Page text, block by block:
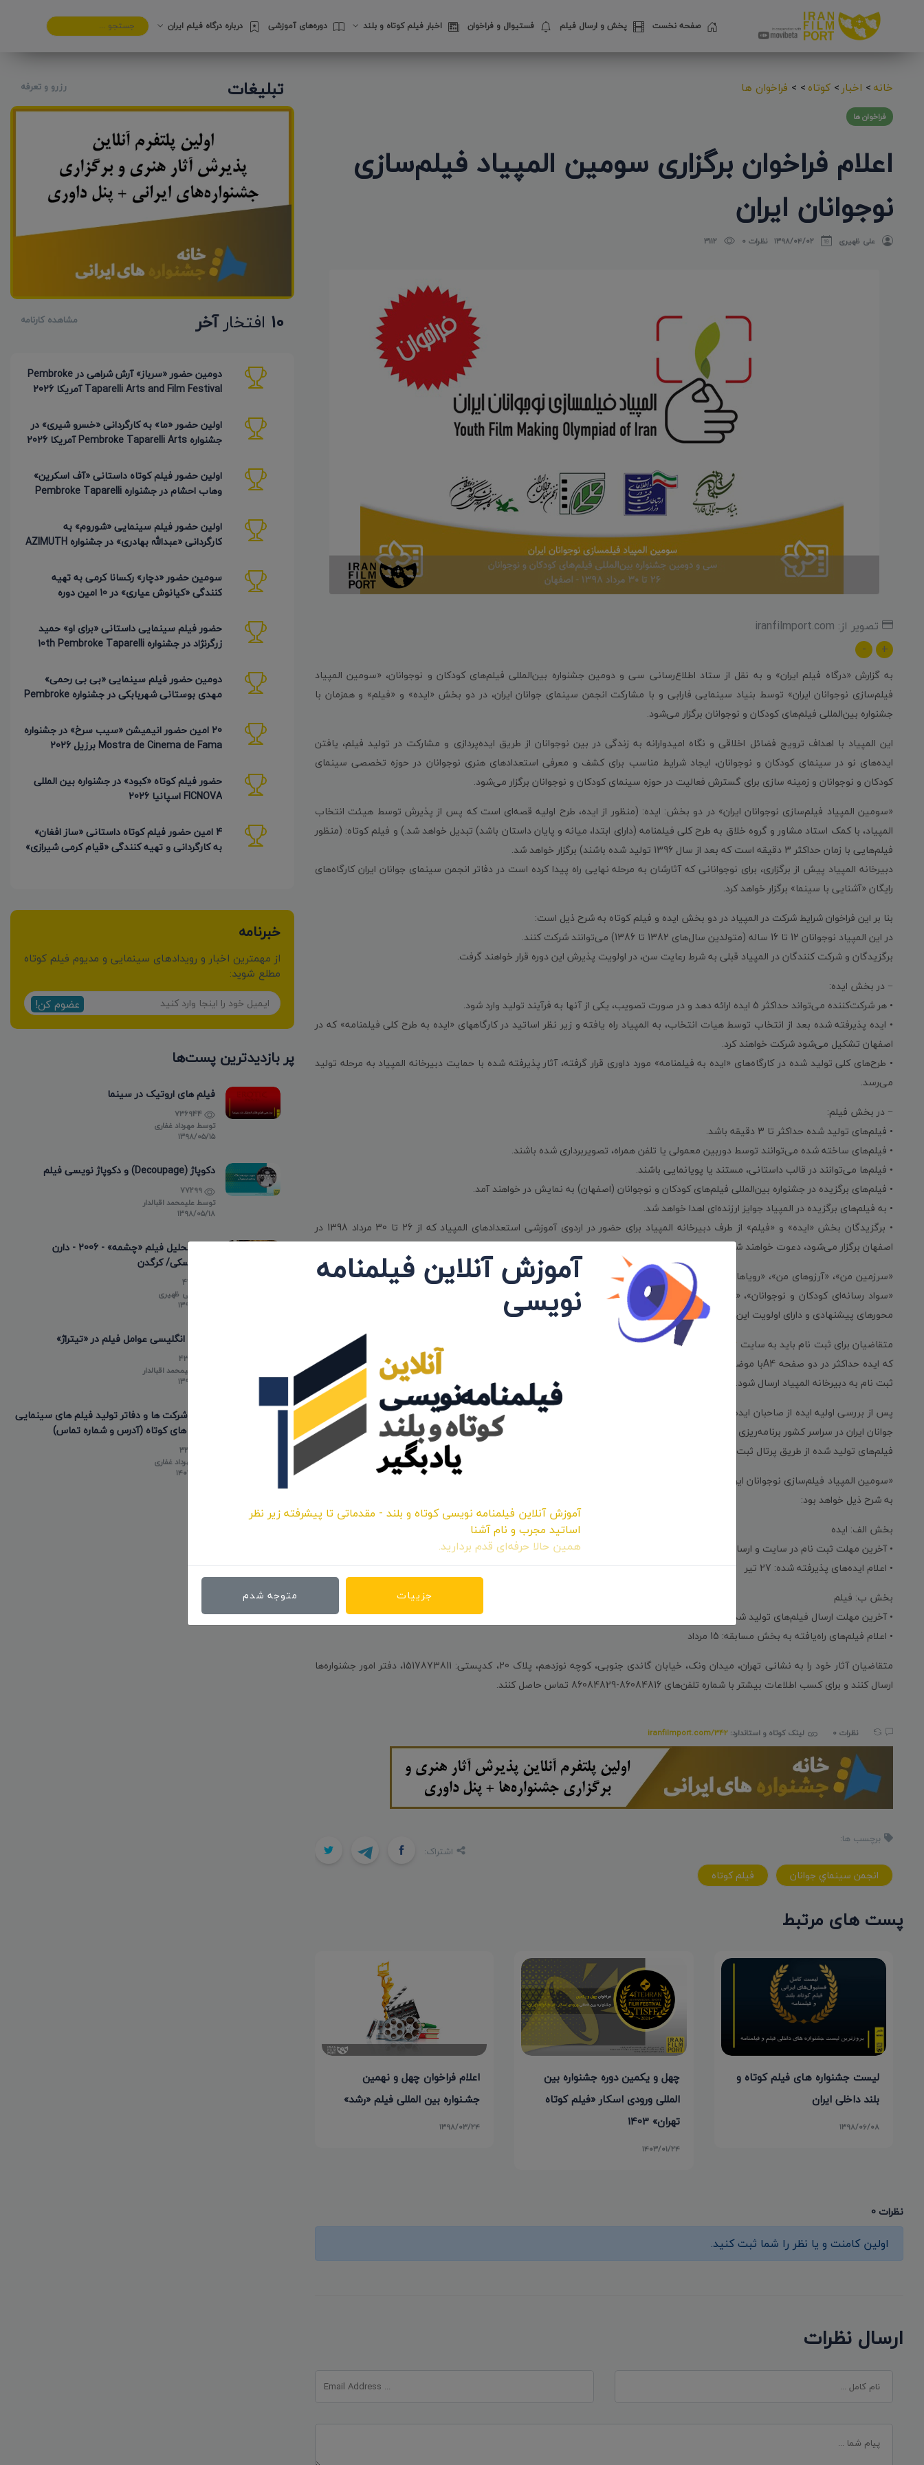
صفحه نخست پخش و ارسال فیلم فستیوال‌ و فراخوان اخبار فیلم کوتاه و بلند دوره‌های آموزشی درباره درگاه فیلم ایران
خانه> اخبار > کوتاه>
> فراخوان ها
فراخوان ها
اعلام فراخوان برگزاری سومین المپیاد فیلم‌سازی
نوجوانان ایران
علی ظهیری ۱۳۹۸/۰۴/۰۲ نظرات 0 3112
تصویر از: iranfilmport.com
+
-
به گزارش «درگاه فیلم ایران» و به نقل از ستاد اطلاع‌رسانی سی و دومین جشنواره بین‌المللی فیلم‌های کودکان و نوجوانان، «سومین المپیاد
فیلم‌سازی نوجوانان ایران» توسط بنیاد سینمایی فارابی و با مشارکت انجمن سینمای جوانان ایران، در دو بخش «ایده» و «فیلم» و همزمان با
جشنواره بین‌المللی فیلم‌های کودکان و نوجوانان برگزار می‌شود.
این المپیاد با اهداف ترویج فضائل اخلاقی و نگاه امیدوارانه به زندگی در بین نوجوانان از طریق ایده‌پردازی و مشارکت در تولید فیلم، یافتن
ایده‌های نو در سینمای کودکان و نوجوانان، ایجاد شرایط مناسب برای کشف و معرفی استعدادهای هنری نوجوانان در حوزه تخصصی سینمای
کودکان و نوجوانان و زمینه سازی برای گسترش فعالیت در حوزه سینمای کودکان و نوجوانان برگزار می‌شود.
«سومین المپیاد فیلم‌سازی نوجوانان ایران» در دو بخش: ایده: (منظور از ایده، طرح اولیه‌ قصه‌ای است که پس از پذیرش توسط هیئت انتخاب
المپیاد، با کمک استاد مشاور و گروه خلاق به طرح کلی فیلمنامه (دارای ابتدا، میانه و پایان داستان باشد) تبدیل خواهد شد.) و فیلم‌ کوتاه: (منظور
فیلم‌هایی با زمان حداکثر 3 دقیقه است که بعد از سال 1396 تولید شده باشند) برگزار خواهد شد.
دبیرخانه المپیاد پیش از برگزاری، برای نوجوانانی که آثارشان به مرحله نهایی راه پیدا کرده است در دفاتر انجمن سینمای جوانان ایران کارگاه‌های
رایگان «آشنایی با سینما» برگزار خواهد کرد.
بنا بر این فراخوان شرایط شرکت در المپیاد در دو بخش ایده و فیلم کوتاه به شرح ذیل است:
در این المپیاد نوجوانان 12 تا 16 ساله (متولدین سال‌های 1382 تا 1386) می‌توانند شرکت کنند.
برگزیدگان و شرکت کنندگان در المپیاد قبلی به شرط رعایت سن، در اولویت پذیرش این دوره قرار خواهند گرفت.
− در بخش ایده:
• هر شرکت‌کننده می‌تواند حداکثر 5 ایده ارائه دهد و در صورت تصویب، یکی از آنها به فرآیند تولید وارد شود.
• ایده پذیرفته شده بعد از انتخاب توسط هیات انتخاب، به المپیاد راه یافته و زیر نظر اساتید در کارگاههای «ایده به طرح کلی فیلمنامه» که در
اصفهان تشکیل می‌شود شرکت خواهند کرد.
• طرح‌های کلی تولید شده در کارگاه‌های «ایده به فیلمنامه» مورد داوری قرار گرفته، آثار پذیرفته شده با حمایت دبیرخانه المپیاد به مرحله تولید
می‌رسد.
− در بخش فیلم:
• فیلم‌های تولید شده حداکثر تا 3 دقیقه باشد.
• فیلم‌های ساخته شده می‌توانند توسط دوربین معمولی یا تلفن همراه، تصویربرداری شده باشند.
• فیلم‌ها می‌توانند در قالب داستانی، مستند یا پویانمایی باشند.
• فیلم‌های برگزیده در جشنواره بین‌المللی فیلم‌های کودکان و نوجوانان (اصفهان) به نمایش در خواهند آمد.
• به فیلم‌های برگزیده در المپیاد جوایز ارزنده‌ای اهدا خواهد شد.
• برگزیدگان بخش «ایده» و «فیلم» از طرف دبیرخانه المپیاد برای حضور در اردوی آموزشی استعدادهای المپیاد که از 26 تا 30 مرداد 1398 در
اصفهان برگزار می‌شود، دعوت خواهند شد.
«سرزمین من»، «آرزوهای من»، «رویاهای کودکان و نوجوانان امروز»، «خانواده من»، «خلاقیت در زندگی»، «سرگرمی کودکان»، « نشاط و کودکی»،
«سواد رسانه‌ای کودکان و نوجوانان»، «امیدواری»، «بخشش» و «قصه‌های برگرفته از کتاب‌های کودک و نوجوان» (ترجیحاً نویسنده‌های ایرانی)
محورهای پیشنهادی و دارای اولویت‌ این المپیاد هستند.
متقاضیان برای ثبت نام باید به سایت www.iycs.ir مراجعه و از طریق پرتال، فرم ثبت نام را تکمیل کرده و ایده را آپلود کنند و در نظر داشته باشند
که ایده حداکثر در دو صفحه A4با موضوعاتی که در بخش محورهای جشنواره به نگارش درآمده، با قلم Nazanin 14 تایپ شده و از طریق پرتال
ثبت نام به دبیرخانه المپیاد ارسال شود.
پس از بررسی اولیه ایده از صاحبان ایده‌های پذیرفته شده دعوت خواهد شد تا در کارگاه‌های آموزشی که به همین منظور در دفاتر انجمن سینمای
جوانان ایران در سراسر کشور برنامه‌ریزی شده شرکت کنند.
فیلم‌های تولید شده از طریق پرتال ثبت نام و یا دفاتر انجمن سینمای جوانان ایران به دبیرخانه المپیاد ارسال خواهند شد.
«سومین المپیاد فیلم‌سازی نوجوانان ایران» 26 تا 30 مرداد 1398 برگزار خواهد شد و زمان‌بندی ثبت‌نام و ارسال آثار در دو بخش ایده و فیلم کوتاه
به شرح ذیل خواهد بود:
بخش الف: ایده
• آخرین مهلت ثبت نام در سایت و ارسال آثار: 20 تیر
• اعلام ایده‌های پذیرفته شده: 27 تیر
بخش ب: فیلم
• آخرین مهلت ارسال فیلم‌های تولید شده: 7 مرداد
• اعلام فیلم‌های راه‌یافته به بخش مسابقه: 15 مرداد
متقاضیان آثار خود را به نشانی تهران، میدان ونک، خیابان گاندی جنوبی، کوچه نوزدهم، پلاک 20، کدپستی: 1517873811، دفتر امور جشنواره‌ها
ارسال کنند و برای کسب اطلاعات بیشتر با شماره تلفن‌های 86084816-86084829 تماس حاصل کنند.
نظرات 0 لینک کوتاه و استاندارد: iranfilmport.com/342
برچسب ها:
انجمن سينماي جوانان فيلم کوتاه
اشتراک:
پست های مرتبط
لیست جشنواره های فیلم کوتاه و
بلند داخلی ایران
۱۳۹۸/۰۶/۰۸
چهل و یکمین دوره جشنواره بین
المللی ورودی اسکار «فیلم کوتاه
تهران» 1403
۱۴۰۳/۰۱/۲۴
اعلام فراخوان چهل و نهمین
جشـنواره بین‌ المللی فیلم «رشد»
۱۳۹۸/۰۳/۲۴
نظرات 0
اولین کامنت و یا نظر را شما ثبت کنید.
ارسال نظرات
تبلیغات رزرو و تعرفه
10 افتخارآخر مشاهده کارنامه
دومین حضور «سرباز» آرش شراهی در Pembroke
Taparelli Arts and Film Festival آمریکا 2026
اولین حضور «ما» به کارگردانی «خسرو شیری» در
جشنواره Pembroke Taparelli Arts آمریکا 2026
اولین حضور فیلم کوتاه داستانی «آف اسکرین»
وهاب احشام در جشنواره Pembroke Taparelli
اولین حضور فیلم سینمایی «شوروم» به
کارگردانی «عبدالله بهادری» در جشنواره AZIMUTH
سومین حضور «دچار» رکسانا کرمی به تهیه
کنندگی «کیانوش عیاری» در 10 امین دوره
حضور فیلم سینمایی داستانی «برای او» حمید
زرگرنژاد در جشنواره 10th Pembroke Taparelli
دومین حضور فیلم سینمایی «بی بی رحمی»
مهدی بوستانی شهربابکی در جشنواره Pembroke
20 امین حضور انیمیشن «سیب سرخ» در جشنواره
Mostra de Cinema de Fama برزیل 2026
حضور فیلم کوتاه «کبود» در جشنواره بین المللی
FICNOVA اسپانیا 2026
4 امین حضور فیلم کوتاه داستانی «ساز افغان»
به کارگردانی و تهیه کنندگی «قیام کرمی شیرازی»
خبرنامه
از مهمترین اخبار و رویدادهای سینمایی و مدیوم فیلم کوتاه
مطلع شوید:
عضوم کن!
پر بازدیدترین پست‌ها
فیلم های اروتیک در سینما
توسط مهرداد غفاری
۱۳۹۸/۰۵/۱۵
دکوپاژ (Decoupage) و دکوپاژ نویسی فیلم
توسطعلیمحمد اقبالدار
۱۳۹۸/۰۵/۱۸
نقد و تحلیل فیلم «چشمه» - 2006 - دارن
آرونوفسکی/ کرگدن
علی ظهیری
۱۳۹۸/۱۲/۲۲
عناوین انگلیسی عوامل فیلم در «تیتراژ»
علیمحمد اقبالدار
۱۳۹۸/۰۵/۱۰
لیست شرکت ها و دفاتر تولید فیلم های سینمایی
و فیلم های کوتاه (آدرس و شماره تماس)
مهرداد غفاری
۱۴۰۳/۰۲/۲۰
آموزش آنلاین فیلمنامه
نویسی
آموزش آنلاین فیلمنامه نویسی کوتاه و بلند - مقدماتی تا پیشرفته زیر نظر
اساتید مجرب و نام آشنا
همین حالا حرفه‌ای قدم بردارید.
جزییات متوجه شدم